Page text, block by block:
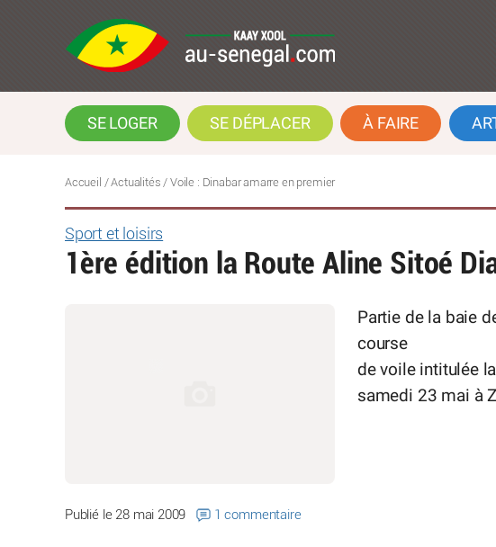
SE LOGER SE DÉPLACER À FAIRE
Accueil /Actualités / Voile : Dinabar amarre en premier
Sport et loisirs
1ère édition la Route Aline Sitoé
Partie de la baie
course
de voile intitulée
samedi 23 mai à
Publié le 28 mai 2009 1 commentaire